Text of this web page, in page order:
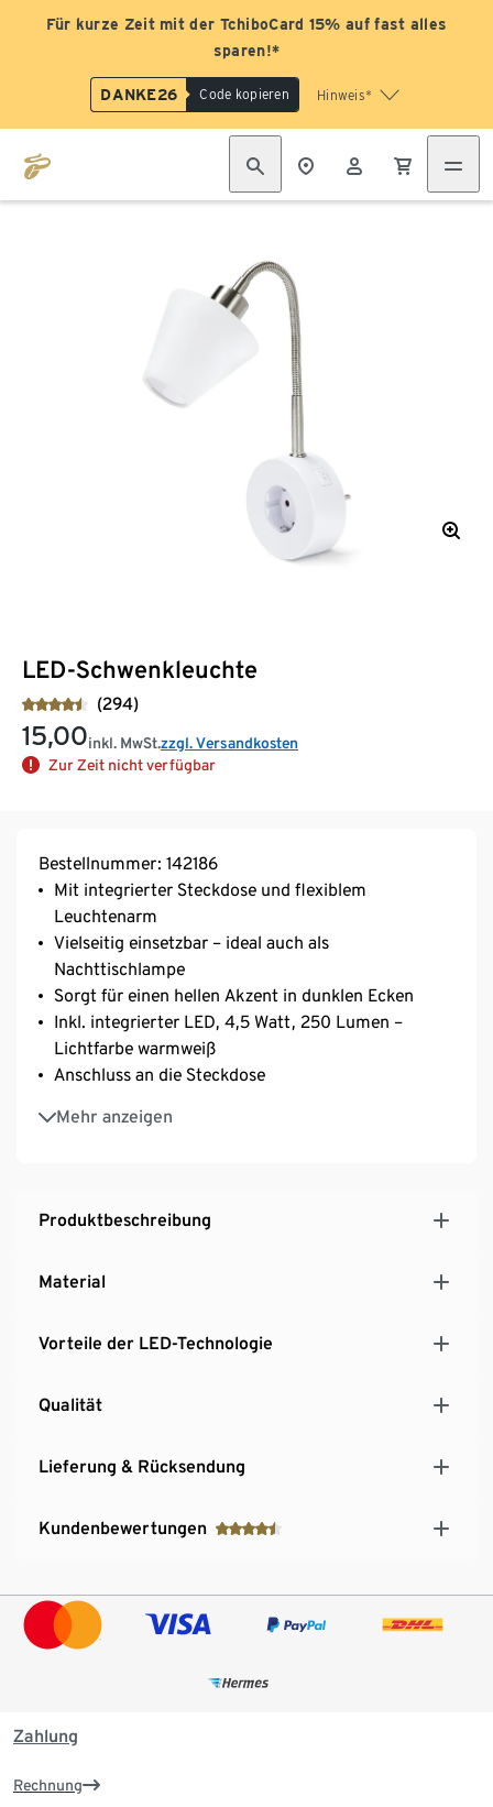
Für kurze Zeit mit der TchiboCard 15% auf fast alles
sparen!*
DANKE26 Code kopieren Hinweis*
LED-Schwenkleuchte
(294)
15,00inkl. MwSt.zzgl. Versandkosten
Zur Zeit nicht verfügbar
Bestellnummer: 142186
Mit integrierter Steckdose und flexiblem
Leuchtenarm
Vielseitig einsetzbar – ideal auch als
Nachttischlampe
Sorgt für einen hellen Akzent in dunklen Ecken
Inkl. integrierter LED, 4,5 Watt, 250 Lumen –
Lichtfarbe warmweiß
Anschluss an die Steckdose
Mehr anzeigen
Ein-/Ausschalter am Gehäuse
Produktbeschreibung
Material
Vorteile der LED-Technologie
Qualität
Lieferung & Rücksendung
Kundenbewertungen
Zahlung
Rechnung